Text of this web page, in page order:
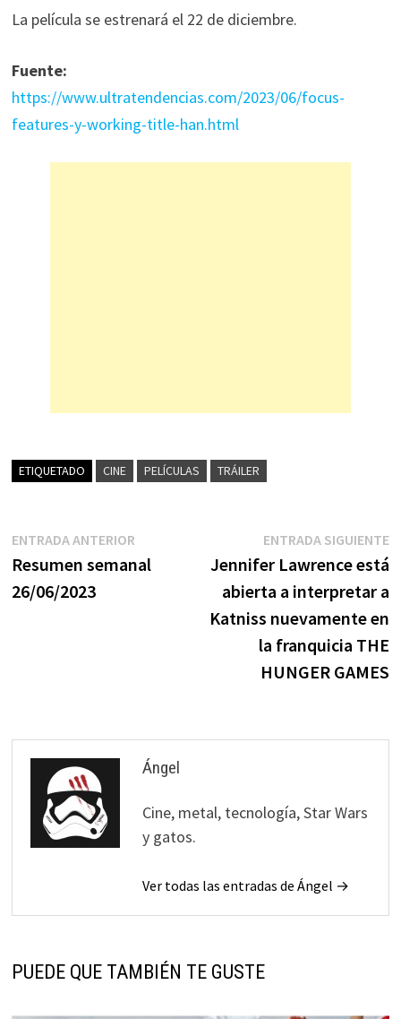
La película se estrenará el 22 de diciembre.
Fuente:
https://www.ultratendencias.com/2023/06/focus-
features-y-working-title-han.html
ETIQUETADO CINE PELÍCULAS TRÁILER
Navegación
de
entradas
ENTRADA ANTERIOREntrada
anterior:
Resumen semanal
26/06/2023
ENTRADA SIGUIENTE
Jennifer Lawrence está
abierta a interpretar a
Katniss nuevamente en
la franquicia THE
HUNGER GAMES
Ángel
Cine, metal, tecnología, Star Wars
y gatos.
Ver todas las entradas de Ángel →
PUEDE QUE TAMBIÉN TE GUSTE